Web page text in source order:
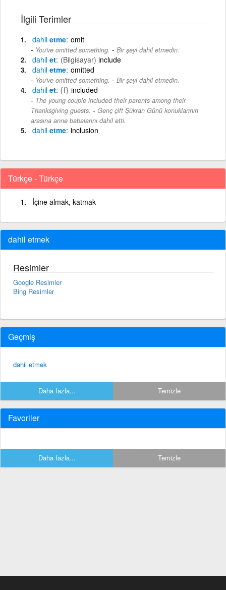
İlgili Terimler
dahil etme omit
You've omitted something. - Bir şeyi dahil etmedin.
dahil et (Bilgisayar) include
dahil etme omitted
You've omitted something. - Bir şeyi dahil etmedin.
dahil et {f} included
The young couple included their parents among their
Thanksgiving guests. - Genç çift Şükran Günü konuklarının
arasına anne babalarını dahil etti.
dahil etme inclusion
Türkçe - Türkçe
İçine almak, katmak
dahil etmek
Resimler
Google Resimler
Bing Resimler
Geçmiş
dahil etmek
Daha fazla... Temizle
Favoriler
Daha fazla... Temizle